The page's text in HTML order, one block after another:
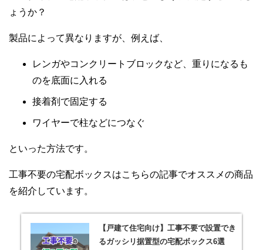
ょうか？
製品によって異なりますが、例えば、
レンガやコンクリートブロックなど、重りになるも
のを底面に入れる
接着剤で固定する
ワイヤーで柱などにつなぐ
といった方法です。
工事不要の宅配ボックスはこちらの記事でオススメの商品
を紹介しています。
【戸建て住宅向け】工事不要で設置でき
るガッシリ据置型の宅配ボックス6選